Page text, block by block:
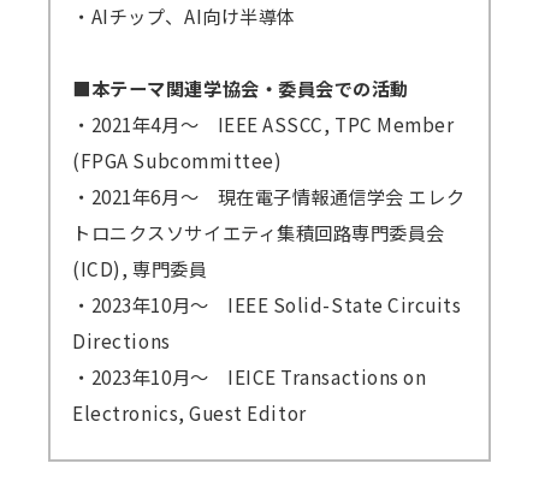
・AIチップ、AI向け半導体
■本テーマ関連学協会・委員会での活動
・2021年4月～ IEEE ASSCC, TPC Member
(FPGA Subcommittee)
・2021年6月～ 現在電子情報通信学会 エレク
トロニクスソサイエティ集積回路専門委員会
(ICD), 専門委員
・2023年10月～ IEEE Solid-State Circuits
Directions
・2023年10月～ IEICE Transactions on
Electronics, Guest Editor